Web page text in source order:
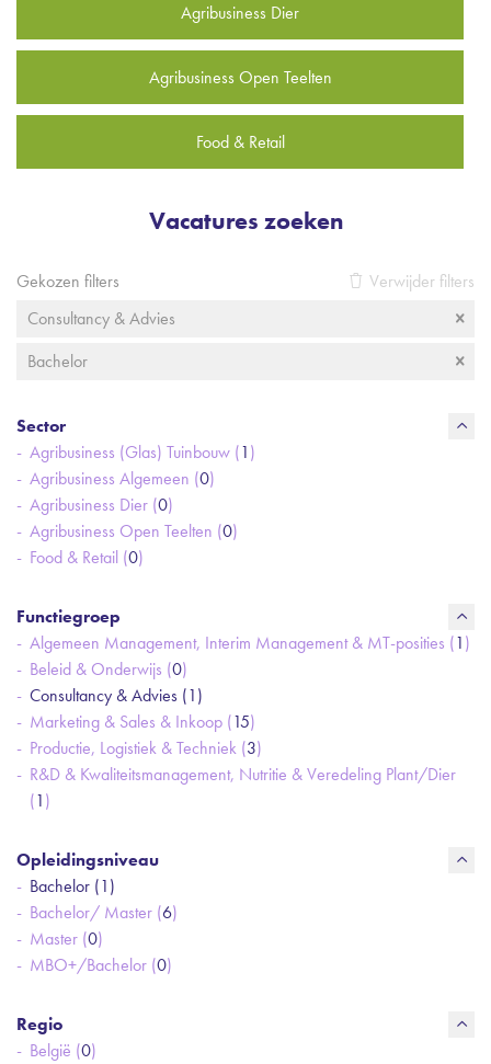
Agribusiness Dier
Agribusiness Open Teelten
Food & Retail
Vacatures zoeken
Gekozen filters
Verwijder filters
Consultancy & Advies
Bachelor
Sector
Agribusiness (Glas) Tuinbouw (1)
Agribusiness Algemeen (0)
Agribusiness Dier (0)
Agribusiness Open Teelten (0)
Food & Retail (0)
Functiegroep
Algemeen Management, Interim Management & MT-posities (1)
Beleid & Onderwijs (0)
Consultancy & Advies (1)
Marketing & Sales & Inkoop (15)
Productie, Logistiek & Techniek (3)
R&D & Kwaliteitsmanagement, Nutritie & Veredeling Plant/Dier
(1)
Opleidingsniveau
Bachelor (1)
Bachelor/ Master (6)
Master (0)
MBO+/Bachelor (0)
Regio
België (0)